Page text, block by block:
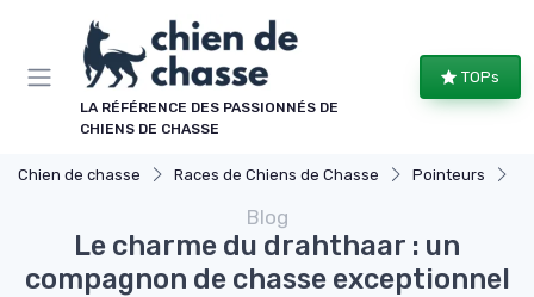
LA RÉFÉRENCE DES PASSIONNÉS DE
CHIENS DE CHASSE
TOPs
Chien de chasse Races de Chiens de Chasse Pointeurs
Blog
Le charme du drahthaar : un
compagnon de chasse exceptionnel
Panneau de gestion des cookies